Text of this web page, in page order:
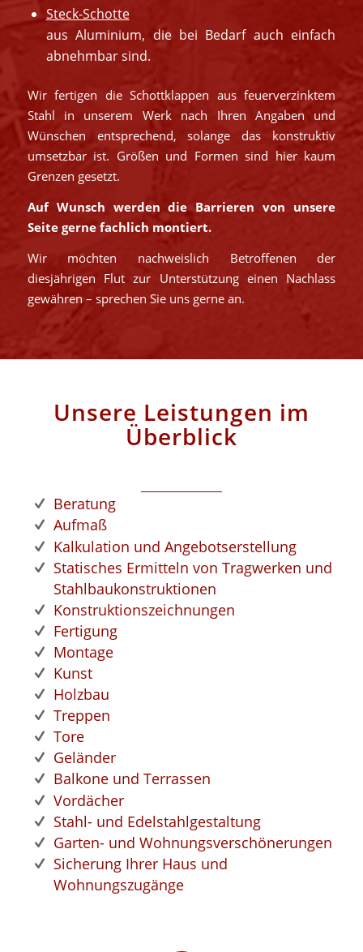
Steck-Schotte
aus Aluminium, die bei Bedarf auch einfach
abnehmbar sind.
Wir fertigen die Schottklappen aus feuerverzinktem
Stahl in unserem Werk nach Ihren Angaben und
Wünschen entsprechend, solange das konstruktiv
umsetzbar ist. Größen und Formen sind hier kaum
Grenzen gesetzt.
Auf Wunsch werden die Barrieren von unsere
Seite gerne fachlich montiert.
Wir möchten nachweislich Betroffenen der
diesjährigen Flut zur Unterstützung einen Nachlass
gewähren – sprechen Sie uns gerne an.
Unsere Leistungen im
Überblick
Beratung
Aufmaß
Kalkulation und Angebotserstellung
Statisches Ermitteln von Tragwerken und
Stahlbaukonstruktionen
Konstruktionszeichnungen
Fertigung
Montage
Kunst
Holzbau
Treppen
Tore
Geländer
Balkone und Terrassen
Vordächer
Stahl- und Edelstahlgestaltung
Garten- und Wohnungsverschönerungen
Sicherung Ihrer Haus und
Wohnungszugänge